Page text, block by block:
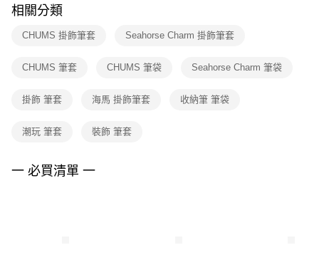
※ 交易是否成功請以「AFTEE先享後付 」之結帳頁面顯示為準，若有關於
是否繳費成功／繳費後需取消欲退款等相關疑問，請聯繫「AFTEE先享後付
客戶支援中心」https://netprotections.freshdesk.com/support/home
１．透過由恩沛科技股份有限公司提供之「AFTEE先享後付」服務完成之交
權轉讓予恩沛科技股份有限公司。
３．未成年的使用者請事先徵得法定代理人或監護人之同意方可使用
４．使用「AFTEE先享後付」時，將依據個別帳號之用戶狀況，依本公司即
相關分類
CHUMS 掛飾筆套 Seahorse Charm 掛飾筆套
CHUMS 筆套 CHUMS 筆袋 Seahorse Charm 筆袋
掛飾 筆套 海馬 掛飾筆套 收納筆 筆袋
潮玩 筆套 裝飾 筆套
一 必買清單 一